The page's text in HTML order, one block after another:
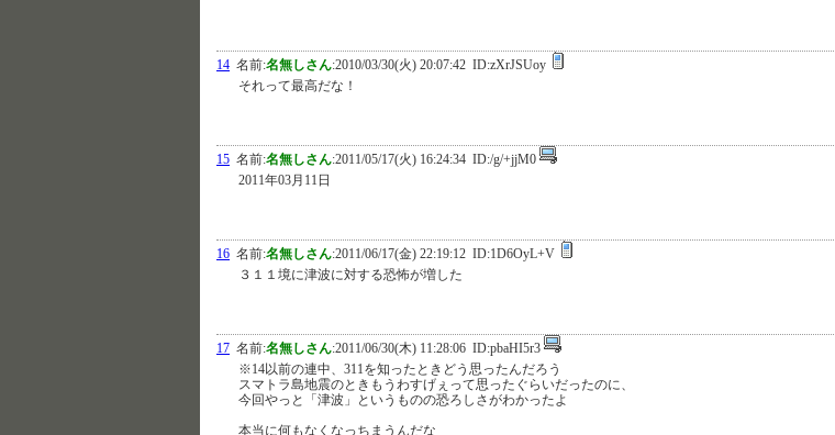
14 名前:名無しさん:2010/03/30(火) 20:07:42 ID:zXrJSUoy
それって最高だな！
15 名前:名無しさん:2011/05/17(火) 16:24:34 ID:/g/+jjM0
2011年03月11日
16 名前:名無しさん:2011/06/17(金) 22:19:12 ID:1D6OyL+V
３１１境に津波に対する恐怖が増した
17 名前:名無しさん:2011/06/30(木) 11:28:06 ID:pbaHI5r3
※14以前の連中、311を知ったときどう思ったんだろう
スマトラ島地震のときもうわすげぇって思ったぐらいだったのに、
今回やっと「津波」というものの恐ろしさがわかったよ
本当に何もなくなっちまうんだな